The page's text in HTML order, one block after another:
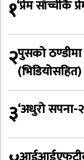
१‘प्रेम साँच्चीकै
२पुसको
(भिडियोसहित)
३‘अधुरो सपना-